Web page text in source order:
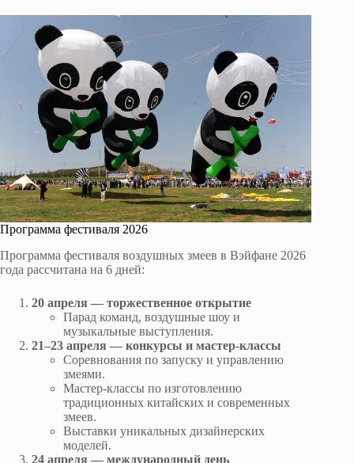
Программа фестиваля 2026
Программа фестиваля воздушных змеев в Вэйфане 2026
года рассчитана на 6 дней:
20 апреля — торжественное открытие
Парад команд, воздушные шоу и
музыкальные выступления.
21–23 апреля — конкурсы и мастер-классы
Соревнования по запуску и управлению
змеями.
Мастер-классы по изготовлению
традиционных китайских и современных
змеев.
Выставки уникальных дизайнерских
моделей.
24 апреля — международный день